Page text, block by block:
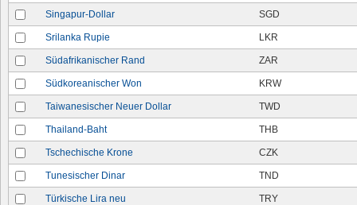
Singapur-Dollar SGD
Srilanka Rupie LKR
Südafrikanischer Rand ZAR
Südkoreanischer Won KRW
Taiwanesischer Neuer Dollar TWD
Thailand-Baht THB
Tschechische Krone CZK
Tunesischer Dinar TND
Türkische Lira neu TRY